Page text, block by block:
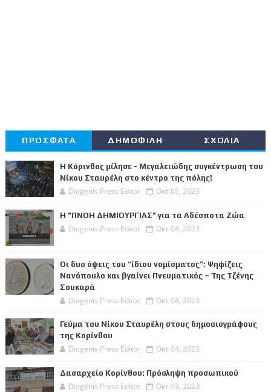
ΠΡΟΣΦΑΤΑ ΔΗΜΟΦΙΛΗ ΣΧΟΛΙΑ
Η Κόρινθος μίλησε - Μεγαλειώδης συγκέντρωση του
Νίκου Σταυρέλη στο κέντρο της πόλης!
Diogenis Press Editor Οκτ 05, 2023
Η "ΠΝΟΗ ΔΗΜΙΟΥΡΓΙΑΣ" για τα Αδέσποτα Ζώα
Diogenis Press Editor Οκτ 04, 2023
Οι δυο όψεις του “ίδιου νομίσματος”: Ψηφίζεις
Νανόπουλο και βγαίνει Πνευματικός – Της Τζένης
Σουκαρά
Diogenis Press Editor Οκτ 04, 2023
Γεύμα του Νίκου Σταυρέλη στους δημοσιογράφους
της Κορίνθου
Diogenis Press Editor Οκτ 04, 2023
Δασαρχείο Κορίνθου: Πρόσληψη προσωπικού
Diogenis Press Editor Οκτ 03, 2023